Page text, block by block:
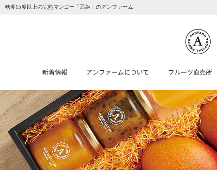
糖度15度以上の完熟マンゴー「乙姫」のアンファーム